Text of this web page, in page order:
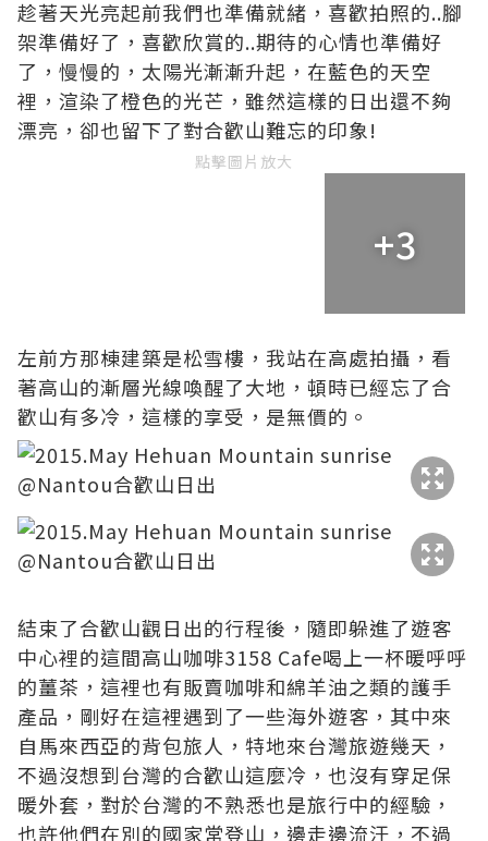
趁著天光亮起前我們也準備就緒，喜歡拍照的..腳
架準備好了，喜歡欣賞的..期待的心情也準備好
了，慢慢的，太陽光漸漸升起，在藍色的天空
裡，渲染了橙色的光芒，雖然這樣的日出還不夠
漂亮，卻也留下了對合歡山難忘的印象!
點擊圖片放大
+3
左前方那棟建築是松雪樓，我站在高處拍攝，看
著高山的漸層光線喚醒了大地，頓時已經忘了合
歡山有多冷，這樣的享受，是無價的。
結束了合歡山觀日出的行程後，隨即躲進了遊客
中心裡的這間高山咖啡3158 Cafe喝上一杯暖呼呼
的薑茶，這裡也有販賣咖啡和綿羊油之類的護手
產品，剛好在這裡遇到了一些海外遊客，其中來
自馬來西亞的背包旅人，特地來台灣旅遊幾天，
不過沒想到台灣的合歡山這麼冷，也沒有穿足保
暖外套，對於台灣的不熟悉也是旅行中的經驗，
也許他們在別的國家常登山，邊走邊流汗，不過